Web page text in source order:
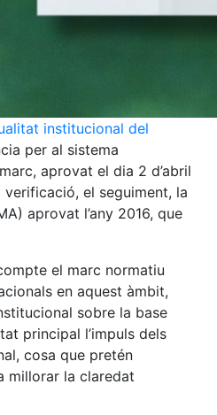
institucional del
per al sistema
aprovat el dia 2 d’abril
verificació, el seguiment, la
aprovat l’any 2016, que
el marc normatiu
en aquest àmbit,
sobre la base
principal l’impuls dels
cosa que pretén
millorar la claredat